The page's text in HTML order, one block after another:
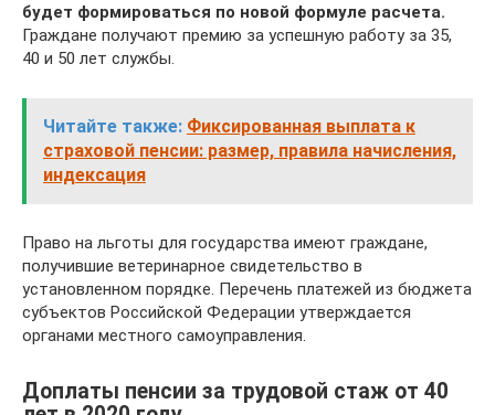
будет формироваться по новой формуле расчета.
Граждане получают премию за успешную работу за 35,
40 и 50 лет службы.
Читайте также: Фиксированная выплата к
страховой пенсии: размер, правила начисления,
индексация
Право на льготы для государства имеют граждане,
получившие ветеринарное свидетельство в
установленном порядке. Перечень платежей из бюджета
субъектов Российской Федерации утверждается
органами местного самоуправления.
Доплаты пенсии за трудовой стаж от 40